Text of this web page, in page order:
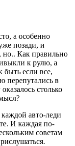
а особенно
позади, и
но.. Как правильно
к рулю, а
быть если все,
перепутались в
столько
авто-леди
И каждая по-
советам